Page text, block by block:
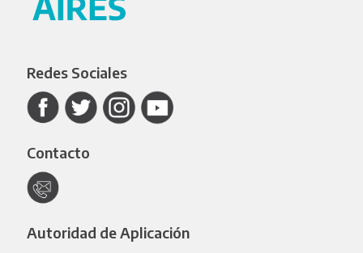
Redes Sociales
Contacto
Autoridad de Aplicación